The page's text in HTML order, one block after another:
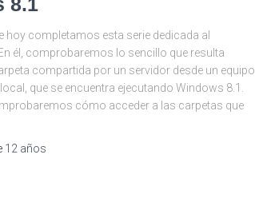
hoy completamos esta serie dedicada al
él, comprobaremos lo sencillo que resulta
compartida por un servidor desde un equipo
que se encuentra ejecutando Windows 8.1.
cómo acceder a las carpetas que
12 años